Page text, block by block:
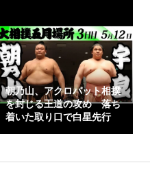
朝乃山、アクロバット相撲
を封じる王道の攻め 落ち
着いた取り口で白星先行